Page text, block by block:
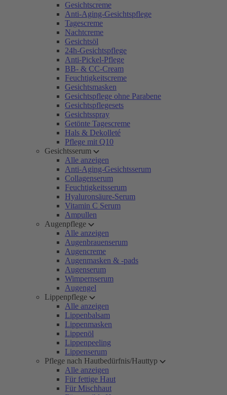
Gesichtscreme
Anti-Aging-Gesichtspflege
Tagescreme
Nachtcreme
Gesichtsöl
24h-Gesichtspflege
Anti-Pickel-Pflege
BB- & CC-Cream
Feuchtigkeitscreme
Gesichtsmasken
Gesichtspflege ohne Parabene
Gesichtspflegesets
Gesichtsspray
Getönte Tagescreme
Hals & Dekolleté
Pflege mit Q10
Gesichtsserum
Alle anzeigen
Anti-Aging-Gesichtsserum
Collagenserum
Feuchtigkeitsserum
Hyaluronsäure-Serum
Vitamin C Serum
Ampullen
Augenpflege
Alle anzeigen
Augenbrauenserum
Augencreme
Augenmasken & -pads
Augenserum
Wimpernserum
Augengel
Lippenpflege
Alle anzeigen
Lippenbalsam
Lippenmasken
Lippenöl
Lippenpeeling
Lippenserum
Pflege nach Hautbedürfnis/Hauttyp
Alle anzeigen
Für fettige Haut
Für Mischhaut